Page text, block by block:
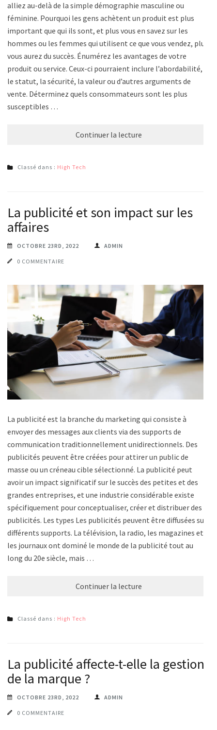
alliez au-delà de la simple démographie masculine ou
féminine. Pourquoi les gens achètent un produit est plus
important que qui ils sont, et plus vous en savez sur les
hommes ou les femmes qui utilisent ce que vous vendez, plus
vous aurez du succès. Énumérez les avantages de votre
produit ou service. Ceux-ci pourraient inclure l’abordabilité,
le statut, la sécurité, la valeur ou d’autres arguments de
vente. Déterminez quels consommateurs sont les plus
susceptibles …
Continuer la lecture
Classé dans : High Tech
La publicité et son impact sur les
affaires
OCTOBRE 23RD, 2022 ADMIN
0 COMMENTAIRE
La publicité est la branche du marketing qui consiste à
envoyer des messages aux clients via des supports de
communication traditionnellement unidirectionnels. Des
publicités peuvent être créées pour attirer un public de
masse ou un créneau cible sélectionné. La publicité peut
avoir un impact significatif sur le succès des petites et des
grandes entreprises, et une industrie considérable existe
spécifiquement pour conceptualiser, créer et distribuer des
publicités. Les types Les publicités peuvent être diffusées sur
différents supports. La télévision, la radio, les magazines et
les journaux ont dominé le monde de la publicité tout au
long du 20e siècle, mais …
Continuer la lecture
Classé dans : High Tech
La publicité affecte-t-elle la gestion
de la marque ?
OCTOBRE 23RD, 2022 ADMIN
0 COMMENTAIRE